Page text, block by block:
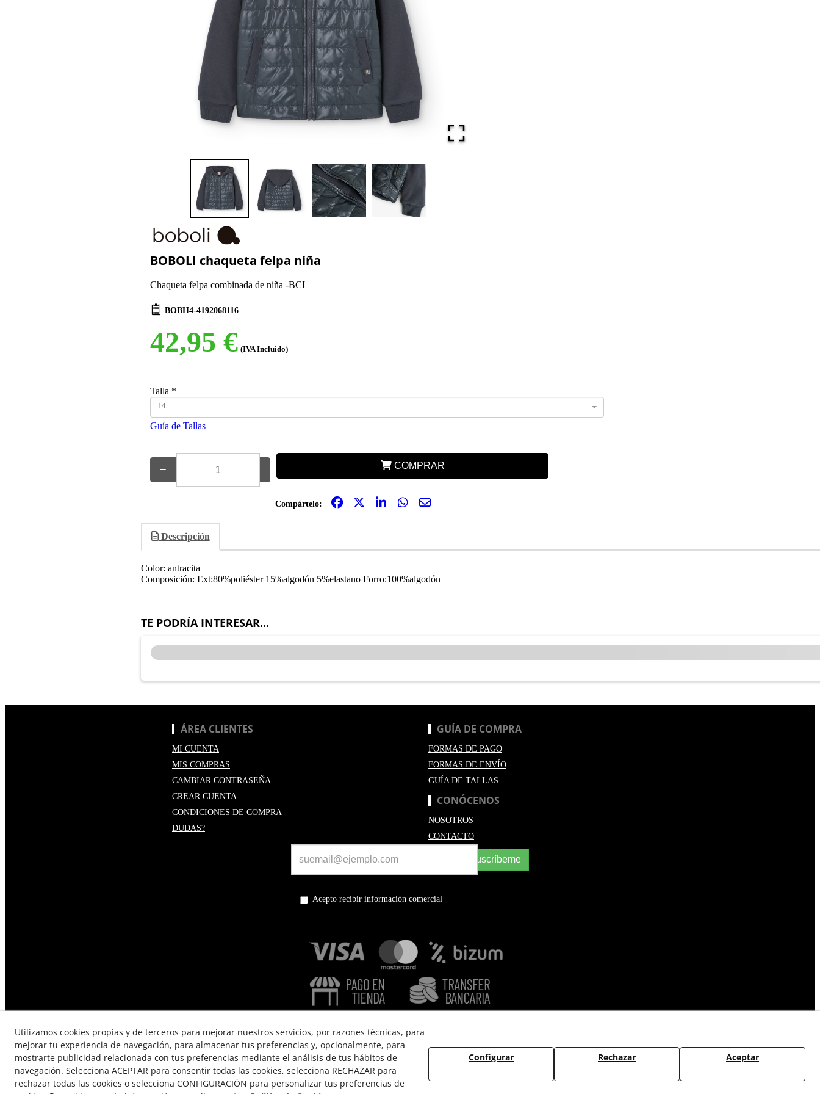
BOBOLI chaqueta felpa niña
Chaqueta felpa combinada de niña -BCI
BOBH4-4192068116
42,95 € (IVA Incluido)
Talla *
14
Guía de Tallas
− COMPRAR
Compártelo:
Descripción
Color: antracita
Composición: Ext:80%poliéster 15%algodón 5%elastano Forro:100%algodón
TE PODRÍA INTERESAR...
ÁREA CLIENTES
MI CUENTA
MIS COMPRAS
CAMBIAR CONTRASEÑA
CREAR CUENTA
CONDICIONES DE COMPRA
DUDAS?
GUÍA DE COMPRA
FORMAS DE PAGO
FORMAS DE ENVÍO
GUÍA DE TALLAS
CONÓCENOS
NOSOTROS
CONTACTO
Suscríbeme
Acepto recibir información comercial
TÉRMINOS Y CONDICIONES DE USO POLÍTICA DE PRIVACIDAD POLÍTICA DE COOKIES CAMBIOS Y DEVOLUCIONES
© 08/2026 EL VINT - Todos los derechos reservados.
Utilizamos cookies propias y de terceros para mejorar nuestros servicios, por razones técnicas, para
mejorar tu experiencia de navegación, para almacenar tus preferencias y, opcionalmente, para
mostrarte publicidad relacionada con tus preferencias mediante el análisis de tus hábitos de
navegación. Selecciona ACEPTAR para consentir todas las cookies, selecciona RECHAZAR para
rechazar todas las cookies o selecciona CONFIGURACIÓN para personalizar tus preferencias de
Configurar Rechazar Aceptar